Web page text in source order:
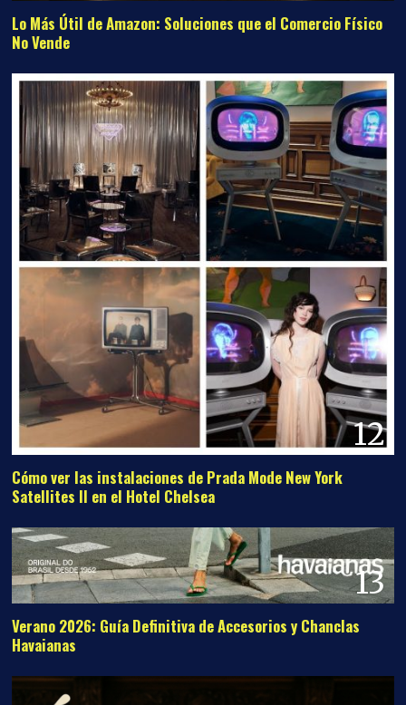
Lo Más Útil de Amazon: Soluciones que el Comercio Físico
No Vende
12
Cómo ver las instalaciones de Prada Mode New York
Satellites II en el Hotel Chelsea
13
Verano 2026: Guía Definitiva de Accesorios y Chanclas
Havaianas